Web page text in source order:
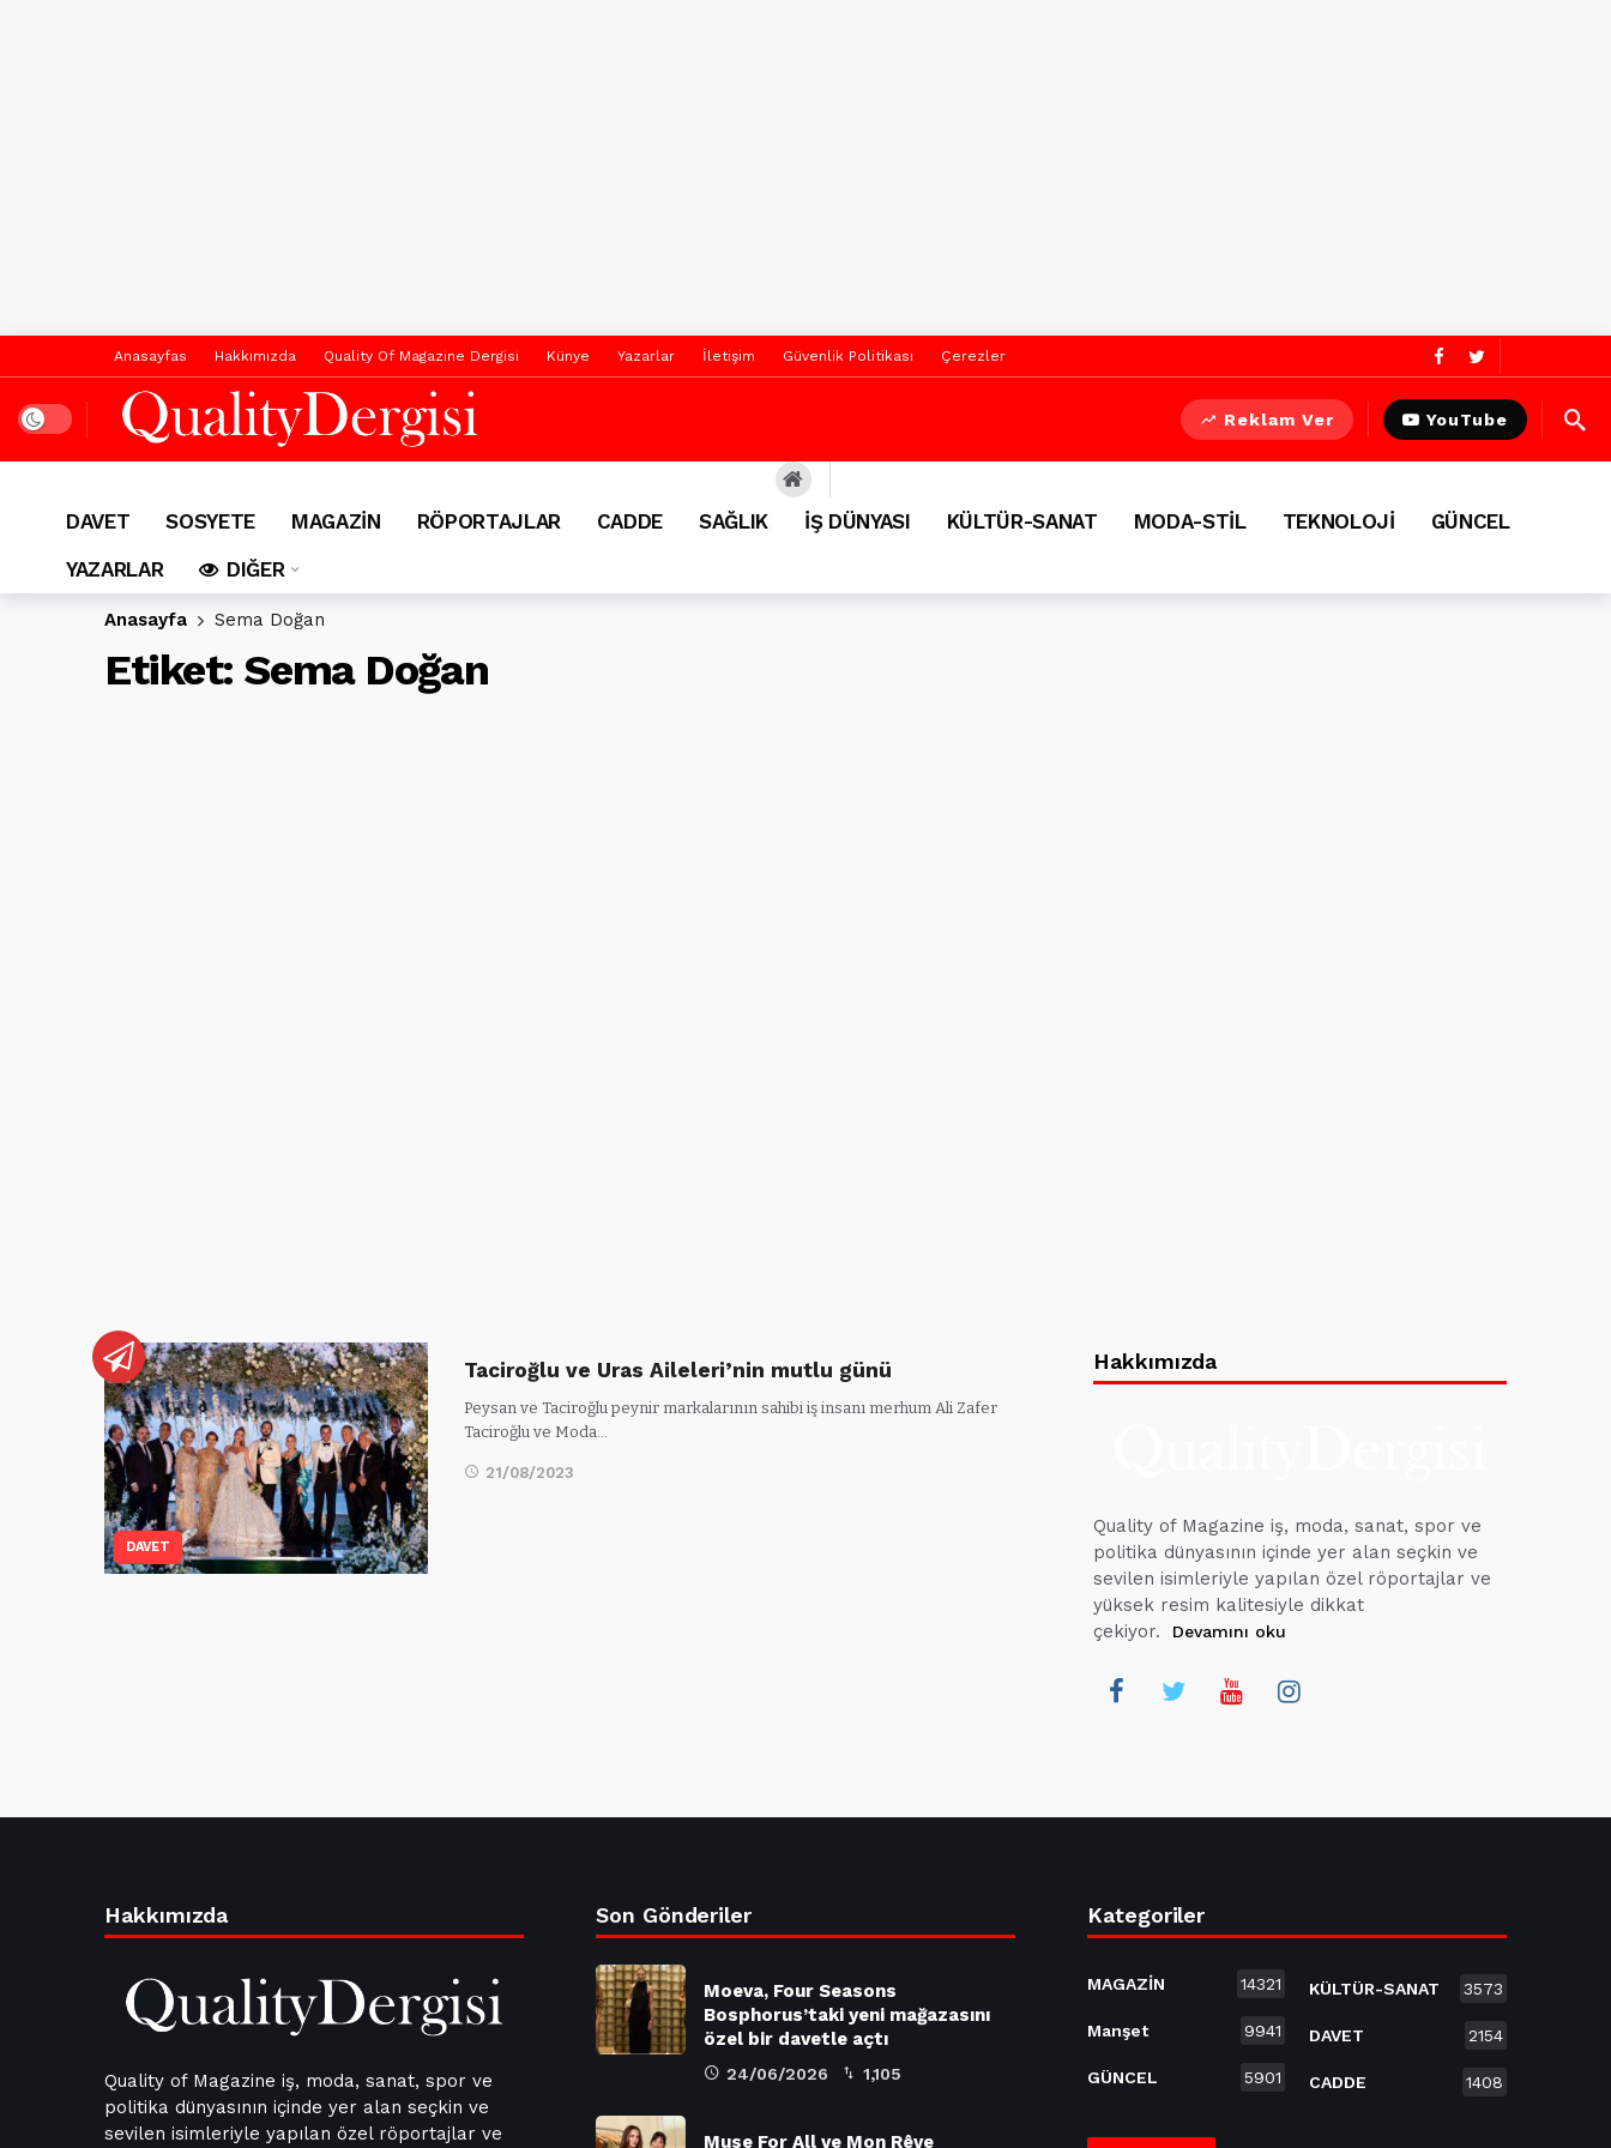
Anasayfas Hakkımızda Quality Of Magazine Dergisi Künye Yazarlar İletişim Güvenlik Politikası Çerezler
Dark mode Reklam Ver YouTube
DAVET SOSYETE MAGAZİN RÖPORTAJLAR CADDE SAĞLIK İŞ DÜNYASI KÜLTÜR-SANAT MODA-STİL TEKNOLOJİ
GÜNCEL
YAZARLAR
DIĞER
Anasayfa Sema Doğan
Etiket: Sema Doğan
DAVET
Taciroğlu ve Uras Aileleri’nin mutlu günü
Peysan ve Taciroğlu peynir markalarının sahibi iş insanı merhum Ali Zafer
Taciroğlu ve Moda…
21/08/2023
Hakkımızda
Quality of Magazine iş, moda, sanat, spor ve
politika dünyasının içinde yer alan seçkin ve
sevilen isimleriyle yapılan özel röportajlar ve
yüksek resim kalitesiyle dikkat
çekiyor.
Devamını oku
Hakkımızda
Quality of Magazine iş, moda, sanat, spor ve
politika dünyasının içinde yer alan seçkin ve
sevilen isimleriyle yapılan özel röportajlar ve
Son Gönderiler
Moeva, Four Seasons
Bosphorus’taki yeni mağazasını
özel bir davetle açtı
24/06/2026 1,105
Muse For All ve Mon Rêve
Kategoriler
MAGAZİN 14321
Manşet 9941
GÜNCEL 5901
KÜLTÜR-SANAT 3573
DAVET 2154
CADDE 1408